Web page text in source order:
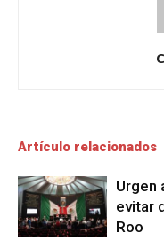
Artículo relacionados
Urgen
evitar
Roo